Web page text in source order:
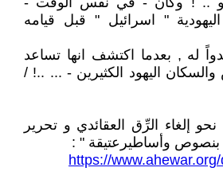
" اسرائيل " قبل قيامه
له , بعدما اكتشف انها تساعد
والسكان اليهود الكثيرين - ... ..! /
ذو صلة 1 : " نحو إلغاء الرِّق العقائدي و تحرير
بنصوص وأساطيرعتيقة " :
https://